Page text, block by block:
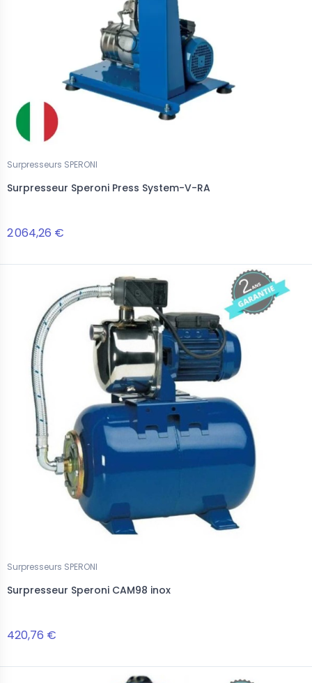
Surpresseurs SPERONI
Surpresseur Speroni Press System-V-RA
2 064,26 €
Surpresseurs SPERONI
Surpresseur Speroni CAM98 inox
420,76 €